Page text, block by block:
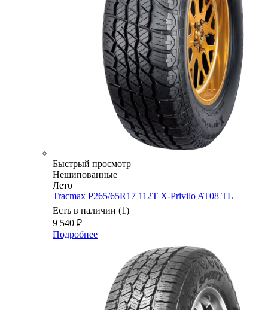
Быстрый просмотр
Нешипованные
Лето
Tracmax P265/65R17 112T X-Privilo AT08 TL
Есть в наличии (1)
9 540 ₽
Подробнее